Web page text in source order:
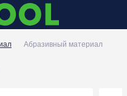
Абразивный материал